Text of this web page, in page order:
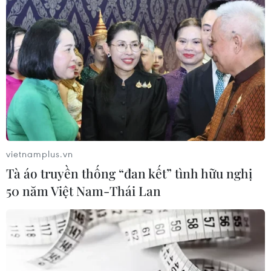
(TTXVN/Vietnam+)
#Giám đốc Sở Giáo dục và Đào tạo tỉnh Thái Bình
vietnamplus.vn
Tà áo truyền thống “đan kết” tình hữu nghị
50 năm Việt Nam-Thái Lan